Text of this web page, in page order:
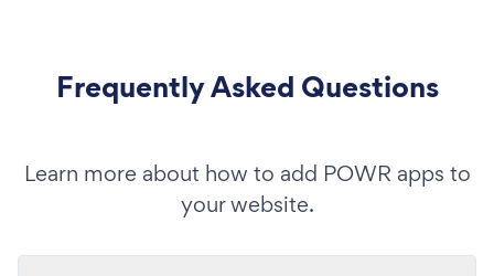
Frequently Asked Questions
Learn more about how to add POWR apps to
your website.